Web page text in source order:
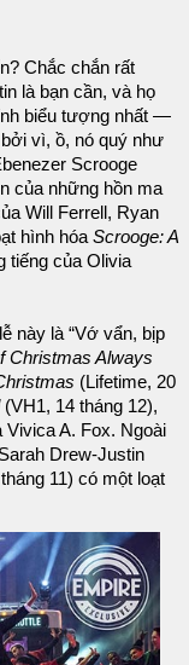
Chắc chắn rất
là bạn cần, và họ
biểu tượng nhất —
vì, ồ, nó quý như
Scrooge
của những hồn ma
Will Ferrell, Ryan
hình hóa Scrooge: A
tiếng của Olivia
này là “Vớ vẩn, bịp
Christmas Always
(Lifetime, 20
(VH1, 14 tháng 12),
A. Fox. Ngoài
Drew-Justin
11) có một loạt